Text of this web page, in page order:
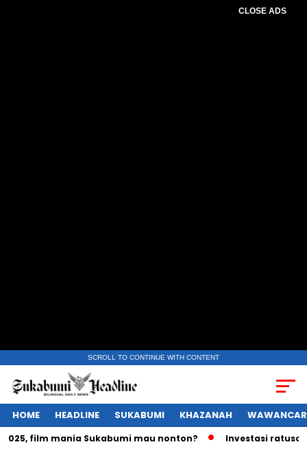
CLOSE ADS
SCROLL TO CONTINUE WITH CONTENT
HOME HEADLINE SUKABUMI KHAZANAH
mania Sukabumi mau nonton? Investasi ratusan